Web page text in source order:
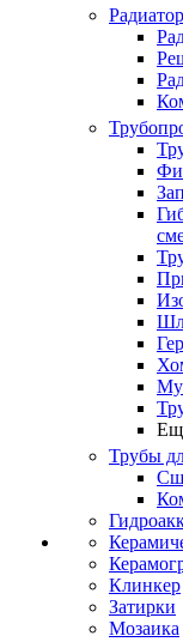
Трубы
Клинкер
Затирки
Мозаика